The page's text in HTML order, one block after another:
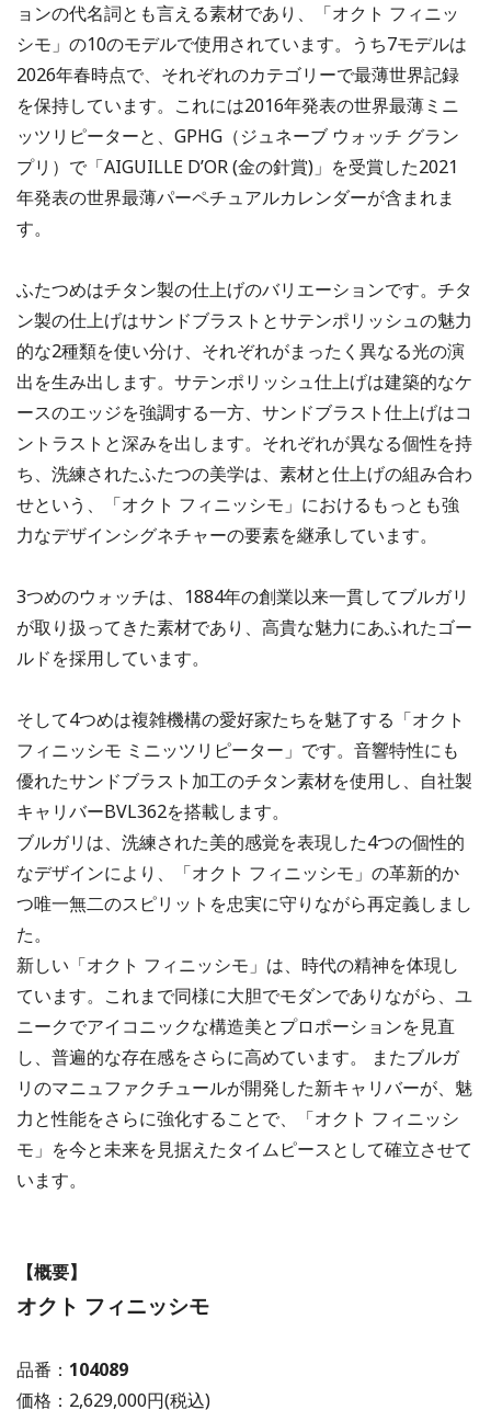
ョンの代名詞とも言える素材であり、「オクト フィニッ
シモ」の10のモデルで使用されています。うち7モデルは
2026年春時点で、それぞれのカテゴリーで最薄世界記録
を保持しています。これには2016年発表の世界最薄ミニ
ッツリピーターと、GPHG（ジュネーブ ウォッチ グラン
プリ）で「AIGUILLE D’OR (金の針賞)」を受賞した2021
年発表の世界最薄パーペチュアルカレンダーが含まれま
す。
ふたつめはチタン製の仕上げのバリエーションです。チタ
ン製の仕上げはサンドブラストとサテンポリッシュの魅力
的な2種類を使い分け、それぞれがまったく異なる光の演
出を生み出します。サテンポリッシュ仕上げは建築的なケ
ースのエッジを強調する一方、サンドブラスト仕上げはコ
ントラストと深みを出します。それぞれが異なる個性を持
ち、洗練されたふたつの美学は、素材と仕上げの組み合わ
せという、「オクト フィニッシモ」におけるもっとも強
力なデザインシグネチャーの要素を継承しています。
3つめのウォッチは、1884年の創業以来一貫してブルガリ
が取り扱ってきた素材であり、高貴な魅力にあふれたゴー
ルドを採用しています。
そして4つめは複雑機構の愛好家たちを魅了する「オクト
フィニッシモ ミニッツリピーター」です。音響特性にも
優れたサンドブラスト加工のチタン素材を使用し、自社製
キャリバーBVL362を搭載します。
ブルガリは、洗練された美的感覚を表現した4つの個性的
なデザインにより、「オクト フィニッシモ」の革新的か
つ唯一無二のスピリットを忠実に守りながら再定義しまし
た。
新しい「オクト フィニッシモ」は、時代の精神を体現し
ています。これまで同様に大胆でモダンでありながら、ユ
ニークでアイコニックな構造美とプロポーションを見直
し、普遍的な存在感をさらに高めています。 またブルガ
リのマニュファクチュールが開発した新キャリバーが、魅
力と性能をさらに強化することで、「オクト フィニッシ
モ」を今と未来を見据えたタイムピースとして確立させて
います。
【概要】
オクト フィニッシモ
品番： 104089
価格：2,629,000円(税込)